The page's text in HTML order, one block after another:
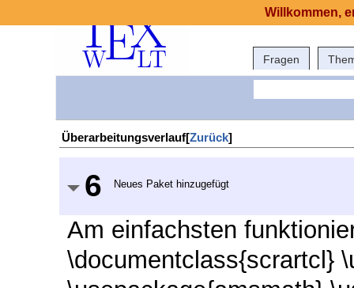
Fragen
Überarbeitungsverlauf[Zurück]
6 Neues Paket hinzugefügt
Am einfachsten
\documentclass{scrartcl}
Willkommen,